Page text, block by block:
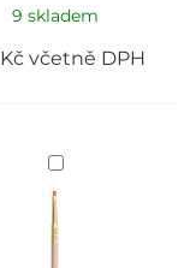
9 skladem
Kč včetně DPH
Brush
gel
oval
Trendy
nails